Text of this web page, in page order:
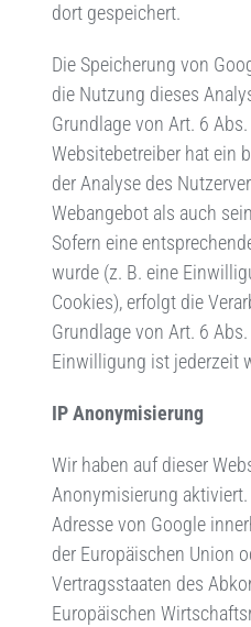
dort gespeichert.
Die Speicherung von
die Nutzung dieses
Grundlage von Art. 6 Abs.
Websitebetreiber hat ein
der Analyse des
Webangebot als auch
Sofern eine
wurde (z. B. eine
Cookies), erfolgt die
Grundlage von Art. 6
Einwilligung ist jederzeit
IP Anonymisierung
Wir haben auf dieser
Anonymisierung
Adresse von Google
der Europäischen Union
Vertragsstaaten des
Europäischen